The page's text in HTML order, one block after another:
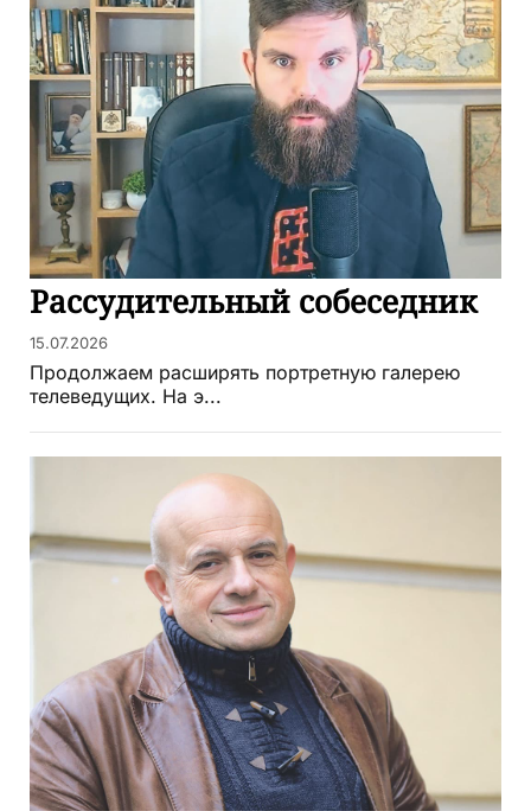
Рассудительный собеседник
15.07.2026
Продолжаем расширять портретную галерею
телеведущих. На э...